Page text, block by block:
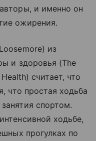
и именно он
ожирения.
из
и здоровья (The
считает, что
что простая ходьба
спортом.
ходьбе,
прогулках по